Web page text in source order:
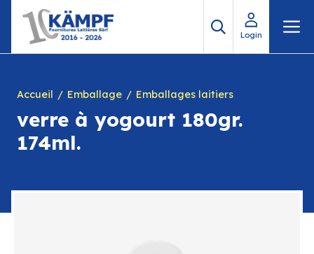
contenu
Login
Accueil Emballage Emballages laitiers
verre à yogourt 180gr.
174ml.